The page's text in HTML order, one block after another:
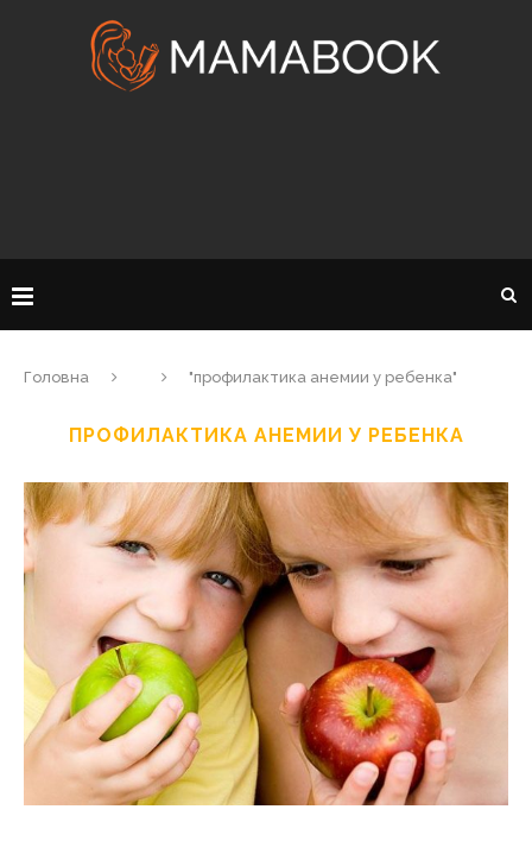
Головна "профилактика анемии у ребенка"
ПРОФИЛАКТИКА АНЕМИИ У РЕБЕНКА